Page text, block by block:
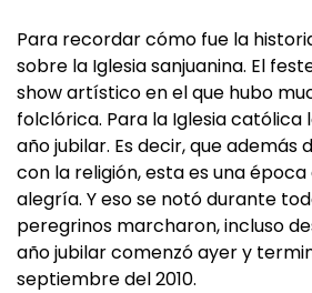
Para recordar cómo fue la
sobre la Iglesia sanjuanina. El
show artístico en el que hubo
folclórica. Para la Iglesia católica
año jubilar. Es decir, que
con la religión, esta es una
alegría. Y eso se notó durante
peregrinos marcharon, incluso
año jubilar comenzó ayer y
septiembre del 2010.